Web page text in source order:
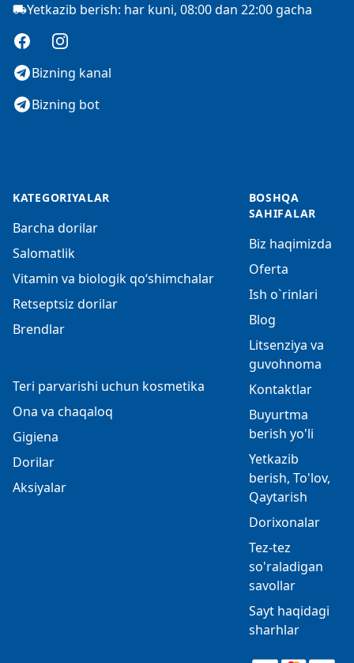
Yetkazib berish: har kuni, 08:00 dan 22:00 gacha
FacebookInstagram
Bizning kanal
Bizning bot
KATEGORIYALAR
Barcha dorilar
Salomatlik
Vitamin va biologik qo‘shimchalar
Retseptsiz dorilar
Brendlar
Teri parvarishi uchun kosmetika
Ona va chaqaloq
Gigiena
Dorilar
Aksiyalar
BOSHQA
SAHIFALAR
Biz haqimizda
Oferta
Ish o`rinlari
Blog
Litsenziya va
guvohnoma
Kontaktlar
Buyurtma
berish yo'li
Yetkazib
berish, To'lov,
Qaytarish
Dorixonalar
Tez-tez
so'raladigan
savollar
Sayt haqidagi
sharhlar